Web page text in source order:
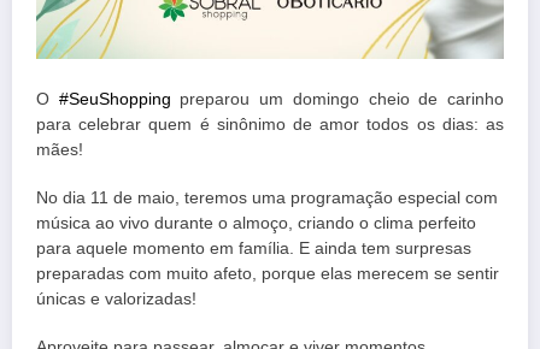
O #SeuShopping preparou um domingo cheio de carinho
para celebrar quem é sinônimo de amor todos os dias: as
mães!
No dia 11 de maio, teremos uma programação especial com
música ao vivo durante o almoço, criando o clima perfeito
para aquele momento em família. E ainda tem surpresas
preparadas com muito afeto, porque elas merecem se sentir
únicas e valorizadas!